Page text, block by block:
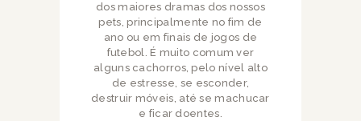
dos maiores dramas dos nossos
pets, principalmente no fim de
ano ou em finais de jogos de
futebol. É muito comum ver
alguns cachorros, pelo nível alto
de estresse, se esconder,
destruir móveis, até se machucar
e ficar doentes.